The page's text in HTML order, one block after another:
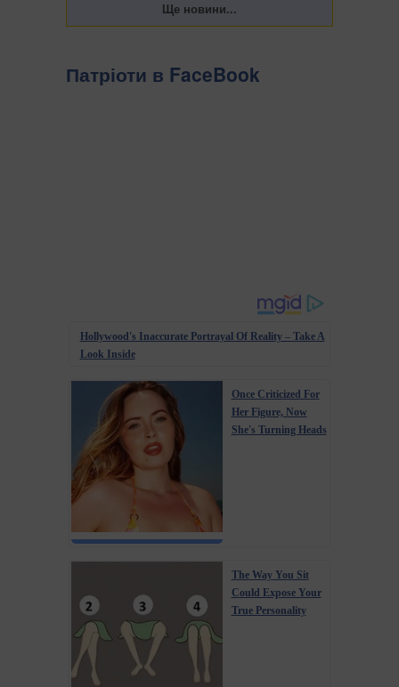
Патріоти в FaceBook
Hollywood's Inaccurate Portrayal Of Reality – Take A
Look Inside
Once Criticized For
Her Figure, Now
She's Turning Heads
The Way You Sit
Could Expose Your
True Personality